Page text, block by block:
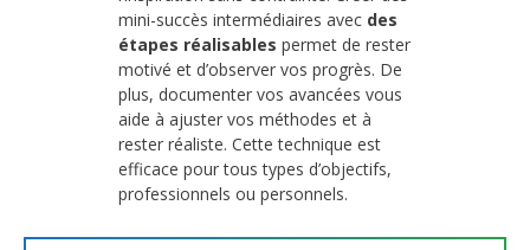
mini-succès intermédiaires avec des
étapes réalisables permet de rester
motivé et d’observer vos progrès. De
plus, documenter vos avancées vous
aide à ajuster vos méthodes et à
rester réaliste. Cette technique est
efficace pour tous types d’objectifs,
professionnels ou personnels.